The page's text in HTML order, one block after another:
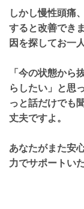
しかし慢性頭痛
すると改善でき
因を探してお一
「今の状態から
らしたい」と思
っと話だけでも
丈夫ですよ。
あなたがまた安
力でサポートい